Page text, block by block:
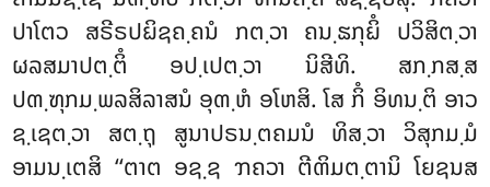
ປາໂຕວ ສຣີຣປຏິຊຄ຺ຄນໍ ກຕ຺ວາ ຄນ຺ຘກຸຏິໍ ປວິສິຕ຺ວາ
ຜລສມາປຕ຺ຕິໍ ອປ຺ເປຕ຺ວາ ນິສີທິ. ສກ຺ກສ຺ສ
ປຓ຺ຑຸກມ຺ພລສິລາສນໍ ອຸຓ຺ຫໍ ອໂຫສິ. ໂສ ກິໍ ອິທນ຺ຕິ ອາວ
ຊ຺ເຊຕ຺ວາ ສຕ຺ຖຸ ສູນາປຣນ຺ຕຄມນໍ ທິສ຺ວາ ວິສຸກມ຺ມໍ
ອາມນ຺ເຕສິ ‘‘ຕາຕ ອຊ຺ຊ ຠຄວາ ຕີຓິມຕ຺ຕານິ ໂຍຊນສ